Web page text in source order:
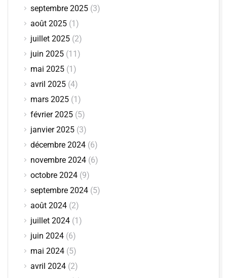
septembre 2025 (3)
août 2025 (1)
juillet 2025 (2)
juin 2025 (11)
mai 2025 (1)
avril 2025 (4)
mars 2025 (1)
février 2025 (5)
janvier 2025 (3)
décembre 2024 (6)
novembre 2024 (6)
octobre 2024 (9)
septembre 2024 (5)
août 2024 (2)
juillet 2024 (1)
juin 2024 (6)
mai 2024 (5)
avril 2024 (2)